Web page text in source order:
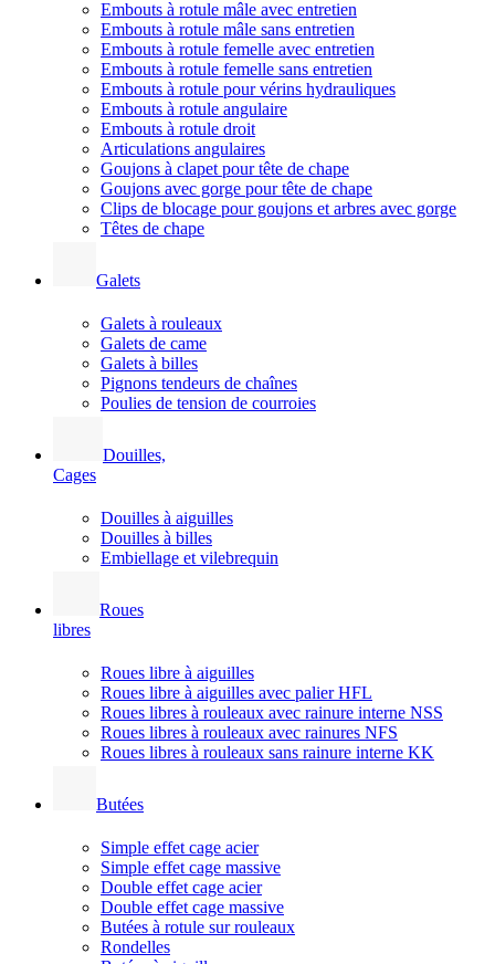
Embouts à rotule mâle avec entretien
Embouts à rotule mâle sans entretien
Embouts à rotule femelle avec entretien
Embouts à rotule femelle sans entretien
Embouts à rotule pour vérins hydrauliques
Embouts à rotule angulaire
Embouts à rotule droit
Articulations angulaires
Goujons à clapet pour tête de chape
Goujons avec gorge pour tête de chape
Clips de blocage pour goujons et arbres avec gorge
Têtes de chape
Galets
Galets à rouleaux
Galets de came
Galets à billes
Pignons tendeurs de chaînes
Poulies de tension de courroies
Douilles,
Cages
Douilles à aiguilles
Douilles à billes
Embiellage et vilebrequin
Roues
libres
Roues libre à aiguilles
Roues libre à aiguilles avec palier HFL
Roues libres à rouleaux avec rainure interne NSS
Roues libres à rouleaux avec rainures NFS
Roues libres à rouleaux sans rainure interne KK
Butées
Simple effet cage acier
Simple effet cage massive
Double effet cage acier
Double effet cage massive
Butées à rotule sur rouleaux
Rondelles